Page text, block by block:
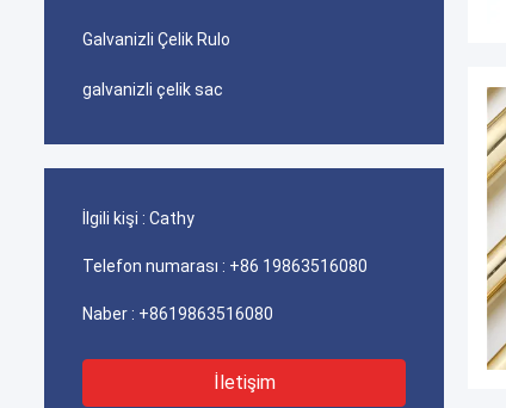
Galvanizli Çelik Rulo
galvanizli çelik sac
İlgili kişi : Cathy
Telefon numarası : +86 19863516080
Naber : +8619863516080
İletişim